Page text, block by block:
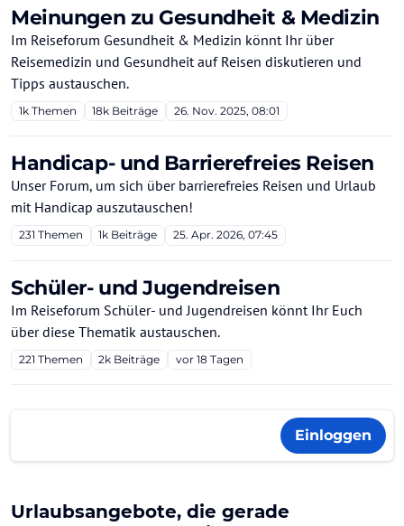
Meinungen zu Gesundheit & Medizin
Im Reiseforum Gesundheit & Medizin könnt Ihr über
Reisemedizin und Gesundheit auf Reisen diskutieren und
Tipps austauschen.
1k Themen 18k Beiträge 26. Nov. 2025, 08:01
Handicap- und Barrierefreies Reisen
Unser Forum, um sich über barrierefreies Reisen und Urlaub
mit Handicap auszutauschen!
231 Themen 1k Beiträge 25. Apr. 2026, 07:45
Schüler- und Jugendreisen
Im Reiseforum Schüler- und Jugendreisen könnt Ihr Euch
über diese Thematik austauschen.
221 Themen 2k Beiträge vor 18 Tagen
Einloggen